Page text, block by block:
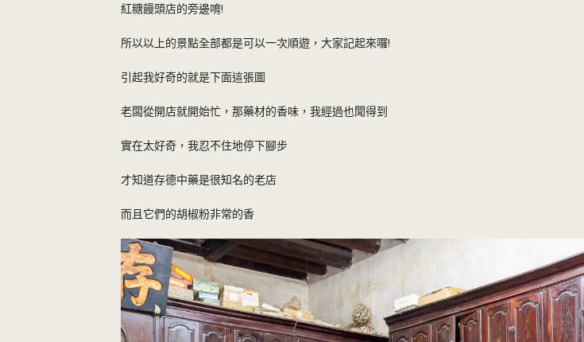
紅糖饅頭店的旁邊唷!
所以以上的景點全部都是可以一次順遊，大家記起來囉!
引起我好奇的就是下面這張圖
老闆從開店就開始忙，那藥材的香味，我經過也聞得到
實在太好奇，我忍不住地停下腳步
才知道存德中藥是很知名的老店
而且它們的胡椒粉非常的香